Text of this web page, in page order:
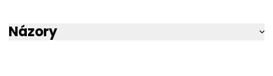
Názory